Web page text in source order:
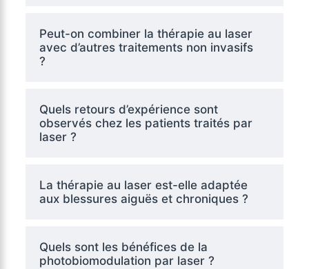
Peut-on combiner la thérapie au laser
avec d’autres traitements non invasifs
?
Quels retours d’expérience sont
observés chez les patients traités par
laser ?
La thérapie au laser est-elle adaptée
aux blessures aiguës et chroniques ?
Quels sont les bénéfices de la
photobiomodulation par laser ?